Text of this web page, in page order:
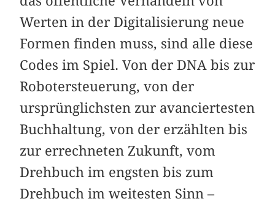
Werten in der Digitalisierung neue
Formen finden muss, sind alle diese
Codes im Spiel. Von der DNA bis zur
Robotersteuerung, von der
ursprünglichsten zur avanciertesten
Buchhaltung, von der erzählten bis
zur errechneten Zukunft, vom
Drehbuch im engsten bis zum
Drehbuch im weitesten Sinn –